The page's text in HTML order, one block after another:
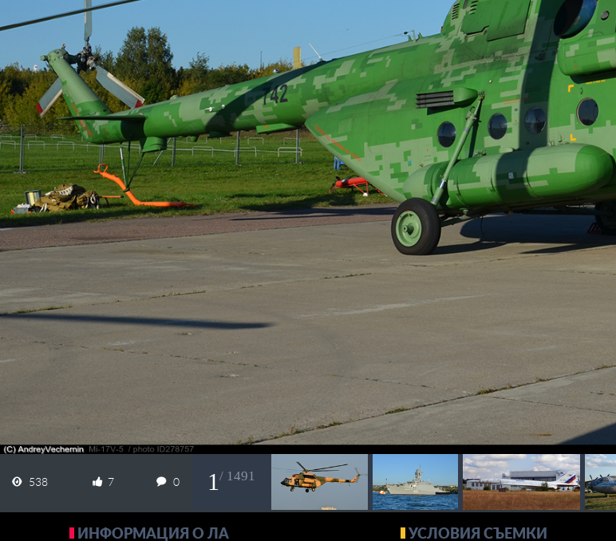
538 7 0 1 / 1491
ИНФОРМАЦИЯ О ЛА УСЛОВИЯ СЪЕМКИ